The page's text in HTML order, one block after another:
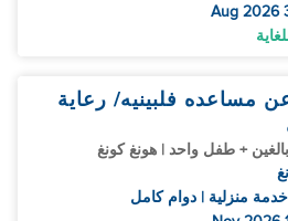
مساعده فلبينيه/ رعاية
+ طفل واحد | هونغ كونغ
منزلية | دوام كامل